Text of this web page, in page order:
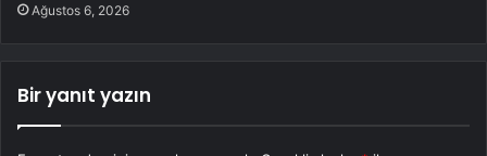
Ağustos 6, 2026
Bir yanıt yazın